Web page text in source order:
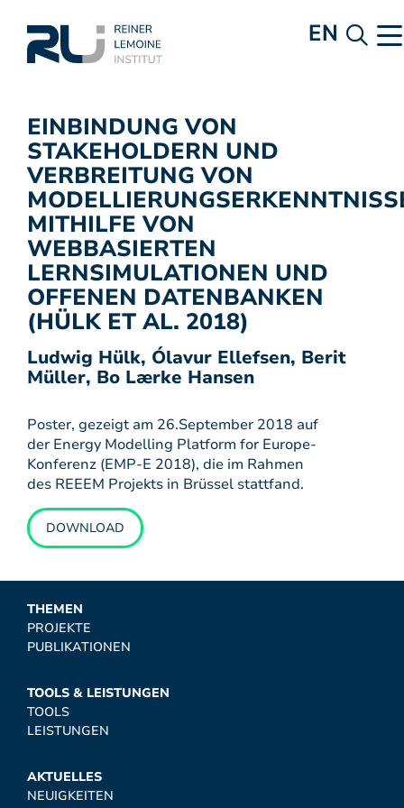
EN
EINBINDUNG VON
STAKEHOLDERN UND
VERBREITUNG VON
MITHILFE VON
WEBBASIERTEN
LERNSIMULATIONEN UND
OFFENEN DATENBANKEN
(HÜLK ET AL. 2018)
Ludwig Hülk, Ólavur Ellefsen, Berit
Müller, Bo Lærke Hansen
Poster, gezeigt am 26.September 2018 auf
der Energy Modelling Platform for Europe-
Konferenz (EMP-E 2018), die im Rahmen
des REEEM Projekts in Brüssel stattfand.
DOWNLOAD
THEMEN
PROJEKTE
PUBLIKATIONEN
TOOLS & LEISTUNGEN
TOOLS
LEISTUNGEN
AKTUELLES
NEUIGKEITEN